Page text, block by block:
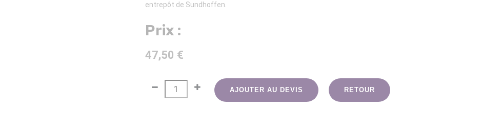
entrepôt de Sundhoffen.
Prix :
47,50 €
AJOUTER AU DEVIS RETOUR